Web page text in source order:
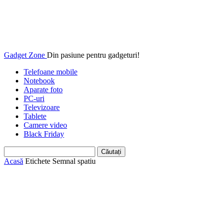
Gadget Zone Din pasiune pentru gadgeturi!
Telefoane mobile
Notebook
Aparate foto
PC-uri
Televizoare
Tablete
Camere video
Black Friday
Acasă Etichete Semnal spatiu